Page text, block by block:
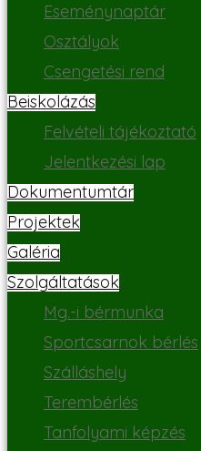
Eseménynaptár
Osztályok
Csengetési rend
Beiskolázás
Felvételi tájékoztató
Jelentkezési lap
Dokumentumtár
Projektek
Galéria
Szolgáltatások
Mg.-i bérmunka
Sportcsarnok bérlés
Szálláshely
Terembérlés
Tanfolyami képzés